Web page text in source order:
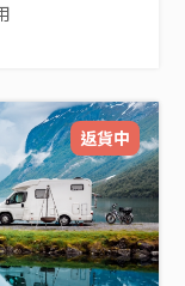
返貨中